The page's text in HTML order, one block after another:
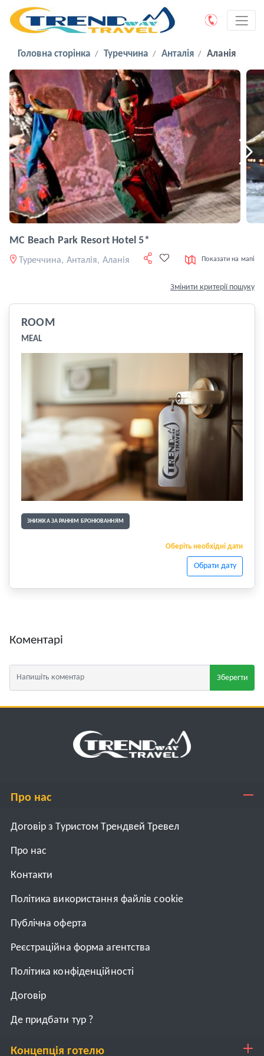
Головна сторінка Туреччина Анталія Аланія
MC Beach Park Resort Hotel 5*
Туреччина, Анталія, Аланія Показати на мапі
Змінити критерії пошуку
ROOM
MEAL
ЗНИЖКА ЗА РАННІМ БРОНЮВАННЯМ
Оберіть необхідні дати
Обрати дату
Коментарі
Зберегти
Про нас
Договір з Туристом Трендвей Тревел
Про нас
Контакти
Політика використання файлів cookie
Публічна оферта
Реєстраційна форма агентства
Політика конфіденційності
Договiр
Де придбати тур ?
Концепція готелю